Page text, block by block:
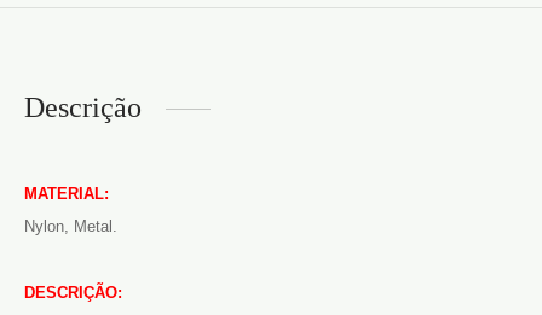
Descrição
MATERIAL:
Nylon, Metal.
DESCRIÇÃO: